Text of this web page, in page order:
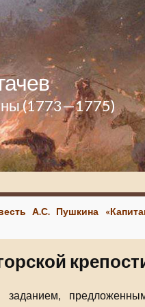
(1773—1775)
А.С. Пушкина